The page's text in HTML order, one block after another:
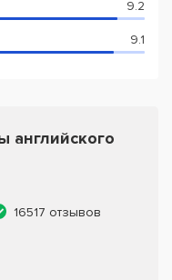
9.2
9.1
английского
16517 отзывов